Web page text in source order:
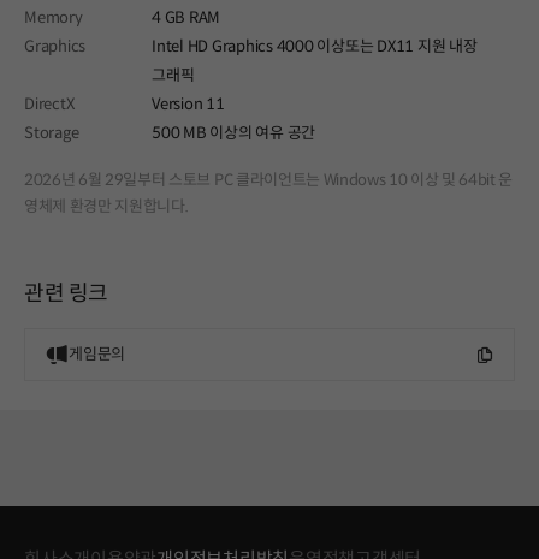
Memory
4 GB RAM
Graphics
Intel HD Graphics 4000 이상또는 DX11 지원 내장
그래픽
DirectX
Version 11
Storage
500 MB 이상의 여유 공간
2026년 6월 29일부터 스토브 PC 클라이언트는 Windows 10 이상 및 64bit 운
영체제 환경만 지원합니다.
관련 링크
게임문의